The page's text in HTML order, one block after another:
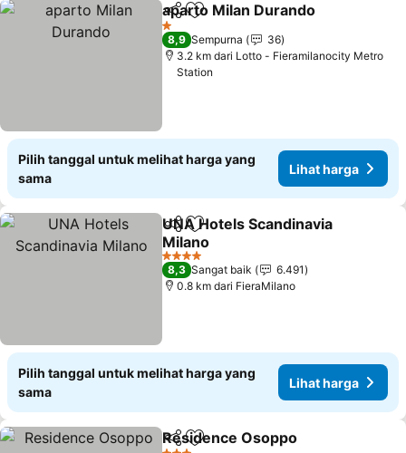
BagikanTambahkan ke favorit
aparto Milan Durando
1 Bintang
8,9 Sempurna
36
3.2 km dari Lotto - Fieramilanocity Metro
Station
Pilih tanggal untuk melihat harga yang
sama
Lihat harga
BagikanTambahkan ke favorit
UNA Hotels Scandinavia
Milano
4 Bintang
8,3 Sangat baik
6.491
0.8 km dari FieraMilano
Pilih tanggal untuk melihat harga yang
sama
Lihat harga
BagikanTambahkan ke favorit
Residence Osoppo